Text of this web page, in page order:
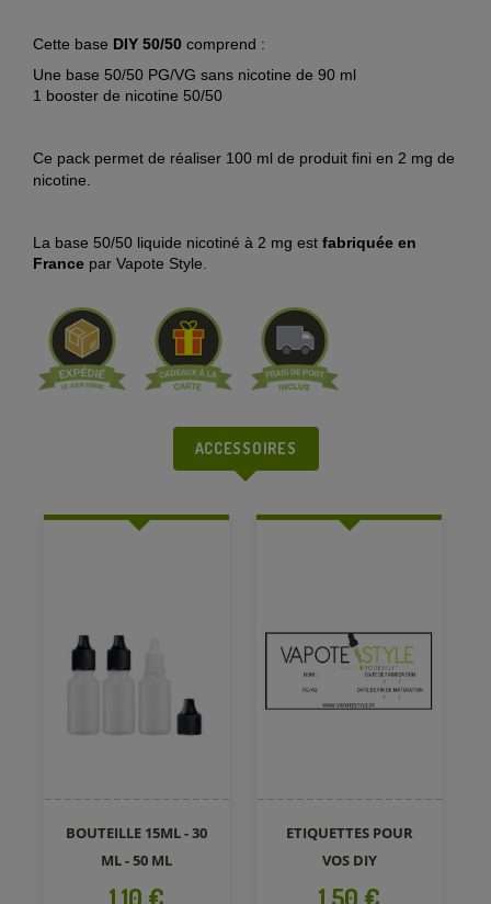
Cette base DIY 50/50 comprend :
Une base 50/50 PG/VG sans nicotine de 90 ml
1 booster de nicotine 50/50
Ce pack permet de réaliser 100 ml de produit fini en 2 mg de
nicotine.
La base 50/50 liquide nicotiné à 2 mg est fabriquée en
France par Vapote Style.
ACCESSOIRES
BOUTEILLE 15ML - 30
ML - 50 ML
Prix
1,10 €
ETIQUETTES POUR
VOS DIY
Prix
1,50 €